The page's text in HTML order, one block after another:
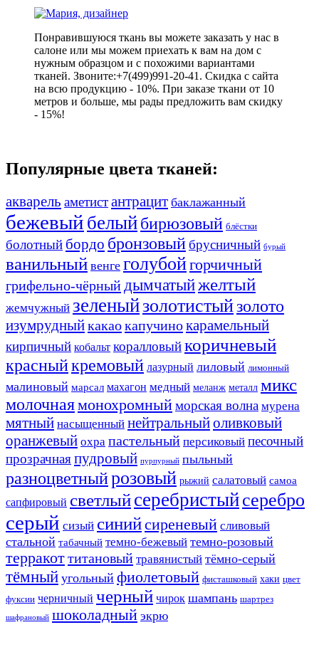
Понравившуюся ткань вы можете заказать у нас в
салоне или мы можем приехать к вам на дом с
нужным образцом и с похожими вариантами
тканей. Звоните:+7(499)991-20-41. Скидка с сайта
на всю продукцию - 10%. При заказе ткани от 10
метров и больше, мы рады предложить вам скидку
- 15%!
Популярные цвета тканей:
акварель аметистантрацит баклажанный
бежевый белыйбирюзовый блёстки
болотный бордо бронзовыйбрусничный бурый
ванильный венге голубойгорчичный
грифельно-чёрный дымчатыйжелтый
жемчужный зеленыйзолотистыйзолото
изумрудныйкакаокапучинокарамельный
кирпичный кобальт коралловыйкоричневый
красныйкремовый лазурный лиловый лимонный
малиновый марсал махагон медный меланж металл микс
молочнаямонохромныйморская волна мурена
мятный насыщенный нейтральныйоливковый
оранжевый охра пастельный персиковый песочный
прозрачнаяпудровый пурпурный пыльный
разноцветныйрозовый рыжий салатовый самоа
сапфировый светлыйсеребристыйсеребро
серый сизый синийсиреневый сливовый
стальной табачный темно-бежевый темно-розовый
терракоттитановый травянистый тёмно-серый
тёмный угольный фиолетовый фисташковый хаки цвет
фуксии черничный черный чирок шампань шартрез
шафрановый шоколадный экрю